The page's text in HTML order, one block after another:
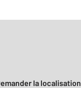
Demander la localisation